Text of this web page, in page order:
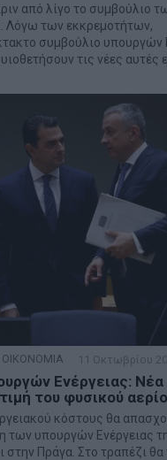
από λίγο το συμβούλιο
Λόγω των εκκρεμοτήτων,
συμβούλιο υπουργών
τις νέες αυτές
ΟΙΚΟΝΟΜΙΑ 11 Οκτωβρίου
Ενέργειας: Νέα
του φυσικού
κόστους θα
των υπουργών Ενέργειας
στην Πράγα. Στο τραπέζι